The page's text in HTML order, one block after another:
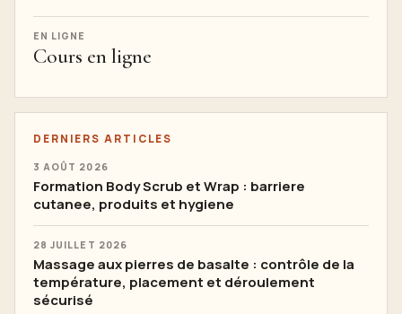
EN LIGNE
Cours en ligne
DERNIERS ARTICLES
3 AOÛT 2026
Formation Body Scrub et Wrap : barriere
cutanee, produits et hygiene
28 JUILLET 2026
Massage aux pierres de basalte : contrôle de la
température, placement et déroulement
sécurisé